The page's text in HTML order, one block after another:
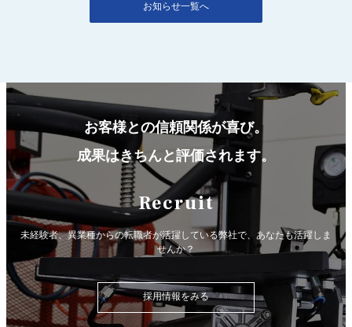
お知らせ一覧へ
お客様との信頼関係が喜び。
成果はきちんと評価されます。
Recruit
未経験者、異業種からの転職者が活躍している弊社で、 あなたも活躍しま
せんか？
採用情報をみる